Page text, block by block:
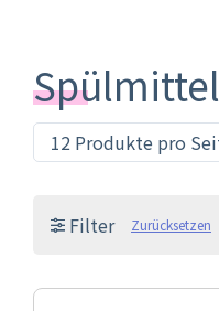
Spülmittel
Filter Zurücksetzen